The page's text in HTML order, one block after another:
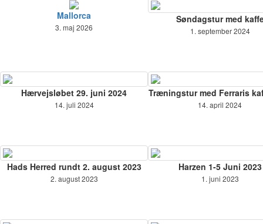
Mallorca
3. maj 2026
Søndagstur med
1. september 2024
Hærvejsløbet 29. juni 2024
14. juli 2024
Træningstur med Ferraris
14. april 2024
Hads Herred rundt 2. august 2023
2. august 2023
Harzen 1-5 Juni 2023
1. juni 2023